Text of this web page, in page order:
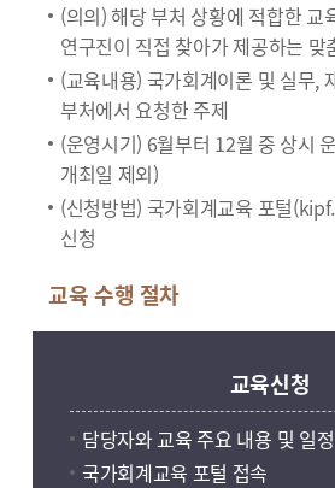
(의의) 해당 부처 상황에 적합한 교
연구진이 직접 찾아가 제공하는 맞
(교육내용) 국가회계이론 및 실무,
부처에서 요청한 주제
(운영시기) 6월부터 12월 중 상시
개최일 제외)
(신청방법) 국가회계교육 포털
신청
교육 수행 절차
교육신청
담당자와 교육 주요 내용 및 일
국가회계교육 포털 접속